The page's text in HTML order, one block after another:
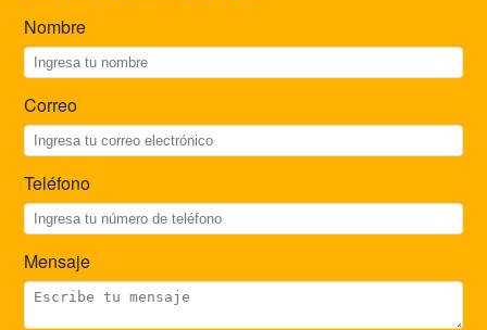
Nombre
Correo
Teléfono
Mensaje